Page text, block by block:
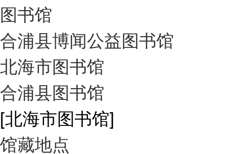
图书馆
合浦县博闻公益图书馆
北海市图书馆
合浦县图书馆
[北海市图书馆]
馆藏地点